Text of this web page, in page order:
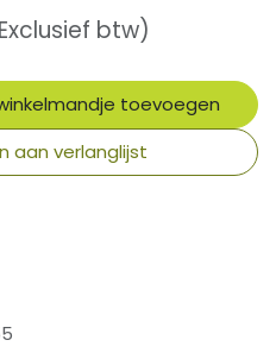
btw)
toevoegen
aan verlanglijst